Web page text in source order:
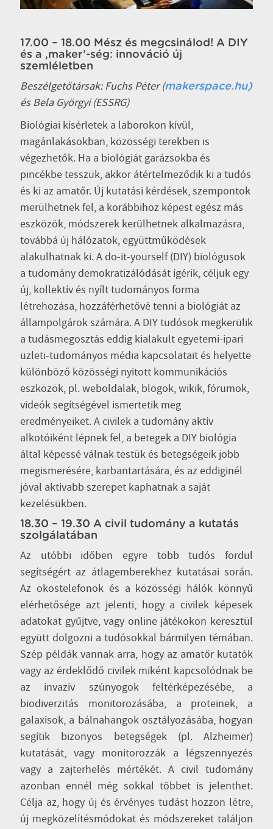
17.00 – 18.00 Mész és megcsinálod! A DIY
és a ‚maker’-ség: innováció új
szemléletben
Beszélgetőtársak: Fuchs Péter (makerspace.hu)
és Bela Györgyi (ESSRG)
Biológiai kísérletek a laborokon kívül,
magánlakásokban, közösségi terekben is
végezhetők. Ha a biológiát garázsokba és
pincékbe tesszük, akkor átértelmeződik ki a tudós
és ki az amatőr. Új kutatási kérdések, szempontok
merülhetnek fel, a korábbihoz képest egész más
eszközök, módszerek kerülhetnek alkalmazásra,
továbbá új hálózatok, együttműködések
alakulhatnak ki. A do-it-yourself (DIY) biológusok
a tudomány demokratizálódását ígérik, céljuk egy
új, kollektív és nyílt tudományos forma
létrehozása, hozzáférhetővé tenni a biológiát az
állampolgárok számára. A DIY tudósok megkerülik
a tudásmegosztás eddig kialakult egyetemi-ipari
üzleti-tudományos média kapcsolatait és helyette
különböző közösségi nyitott kommunikációs
eszközök, pl. weboldalak, blogok, wikik, fórumok,
videók segítségével ismertetik meg
eredményeiket. A civilek a tudomány aktív
alkotóiként lépnek fel, a betegek a DIY biológia
által képessé válnak testük és betegségeik jobb
megismerésére, karbantartására, és az eddiginél
jóval aktívabb szerepet kaphatnak a saját
kezelésükben.
18.30 – 19.30 A civil tudomány a kutatás
szolgálatában
Az utóbbi időben egyre több tudós fordul
segítségért az átlagemberekhez kutatásai során.
Az okostelefonok és a közösségi hálók könnyű
elérhetősége azt jelenti, hogy a civilek képesek
adatokat gyűjtve, vagy online játékokon keresztül
együtt dolgozni a tudósokkal bármilyen témában.
Szép példák vannak arra, hogy az amatőr kutatók
vagy az érdeklődő civilek miként kapcsolódnak be
az invazív szúnyogok feltérképezésébe, a
biodiverzitás monitorozásába, a proteinek, a
galaxisok, a bálnahangok osztályozásába, hogyan
segítik bizonyos betegségek (pl. Alzheimer)
kutatását, vagy monitorozzák a légszennyezés
vagy a zajterhelés mértékét. A civil tudomány
azonban ennél még sokkal többet is jelenthet.
Célja az, hogy új és érvényes tudást hozzon létre,
új megközelítésmódokat és módszereket találjon